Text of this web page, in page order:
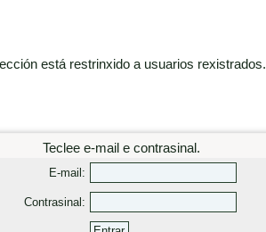
está restrinxido a usuarios rexistrados.
Teclee e-mail e contrasinal.
E-mail:
Contrasinal: